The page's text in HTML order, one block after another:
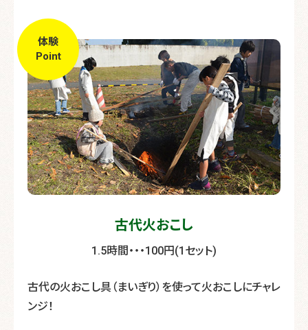
古代火おこし
1.5時間 ・・・100円(1セット)
体験
Point
古代の火おこし具（まいぎり）を使って火おこしにチャレ
ンジ！